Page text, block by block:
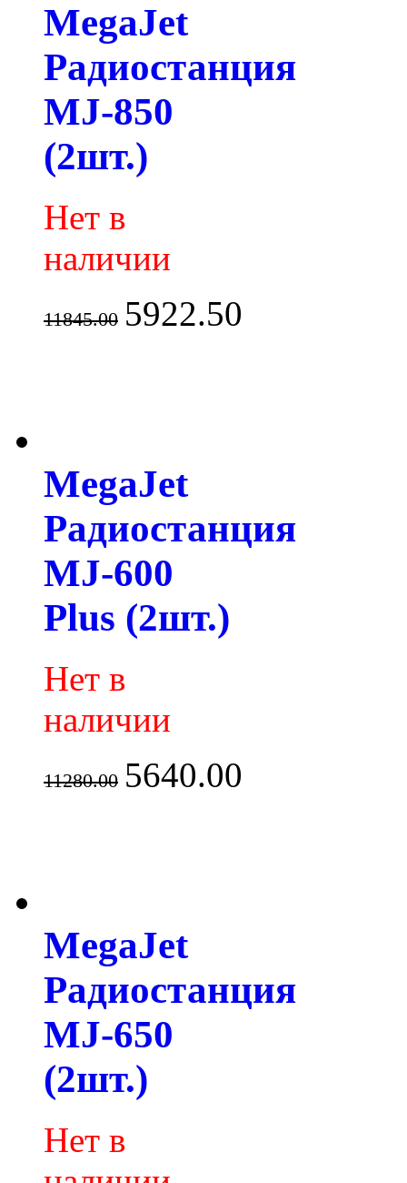
MegaJet
Радиостанция
MJ-850
(2шт.)
Нет в
наличии
11845.00 5922.50
MegaJet
Радиостанция
MJ-600
Plus (2шт.)
Нет в
наличии
11280.00 5640.00
MegaJet
Радиостанция
MJ-650
(2шт.)
Нет в